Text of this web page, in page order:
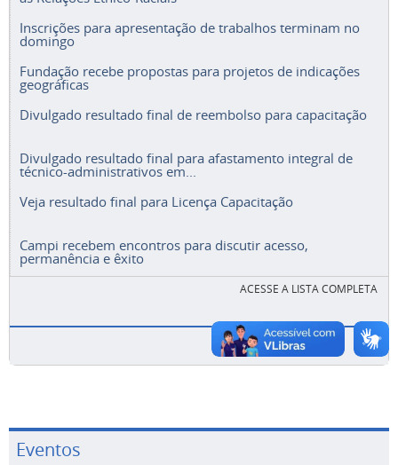
Inscrições para apresentação de trabalhos terminam no
domingo
Fundação recebe propostas para projetos de indicações
geográficas
Divulgado resultado final de reembolso para capacitação
Divulgado resultado final para afastamento integral de
técnico-administrativos em...
Veja resultado final para Licença Capacitação
Campi recebem encontros para discutir acesso,
permanência e êxito
ACESSE A LISTA COMPLETA
Eventos